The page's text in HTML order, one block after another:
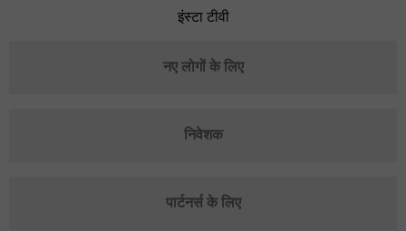
इंस्टा टीवी
नए लोगों के लिए
निवेशक
पार्टनर्स के लिए